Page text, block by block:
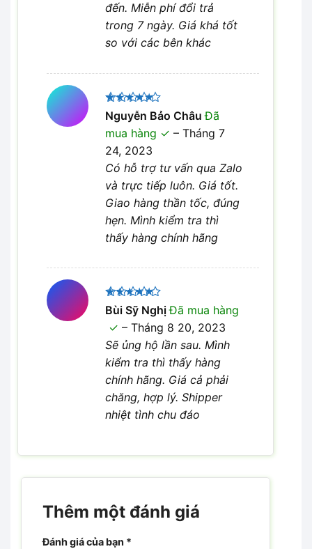
đến. Miễn phí đổi trả
trong 7 ngày. Giá khá tốt
so với các bên khác
Được xếp
hạng 55
sao
Nguyễn Bảo ChâuĐã
mua hàng
– Tháng 7
24, 2023
Có hỗ trợ tư vấn qua Zalo
và trực tiếp luôn. Giá tốt.
Giao hàng thần tốc, đúng
hẹn. Mình kiểm tra thì
thấy hàng chính hãng
Được xếp
hạng 5
sao
Bùi Sỹ NghịĐã mua hàng
– Tháng 8 20, 2023
Sẽ ủng hộ lần sau. Mình
kiểm tra thì thấy hàng
chính hãng. Giá cả phải
chăng, hợp lý. Shipper
nhiệt tình chu đáo
Thêm một đánh giá
Đánh giá của bạn *